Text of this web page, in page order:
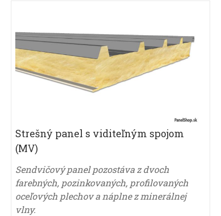
Strešný panel s viditeľným spojom
(MV)
Sendvičový panel pozostáva z dvoch
farebných, pozinkovaných, profilovaných
oceľových plechov a náplne z minerálnej
vlny.